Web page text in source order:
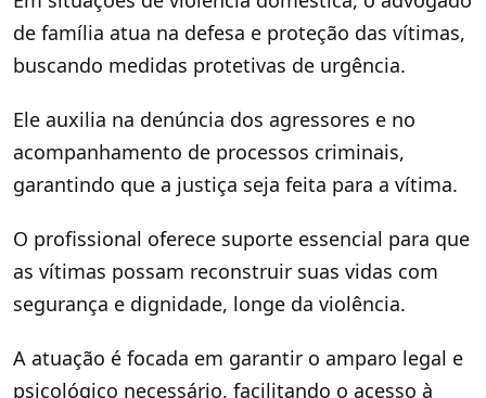
de família atua na defesa e proteção das vítimas,
buscando medidas protetivas de urgência.
Ele auxilia na denúncia dos agressores e no
acompanhamento de processos criminais,
garantindo que a justiça seja feita para a vítima.
O profissional oferece suporte essencial para que
as vítimas possam reconstruir suas vidas com
segurança e dignidade, longe da violência.
A atuação é focada em garantir o amparo legal e
psicológico necessário, facilitando o acesso à